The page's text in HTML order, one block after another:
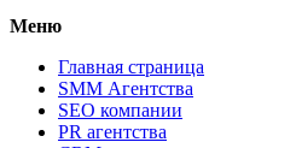
Меню
Главная страница
SMM Агентства
SEO компании
PR агентства